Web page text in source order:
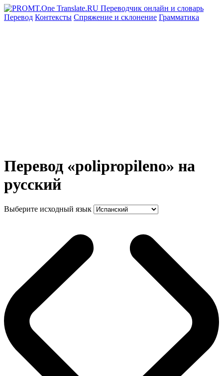
Перевод Контексты Спряжение и склонение Грамматика
Перевод «polipropileno» на
русский
Выберите исходный язык